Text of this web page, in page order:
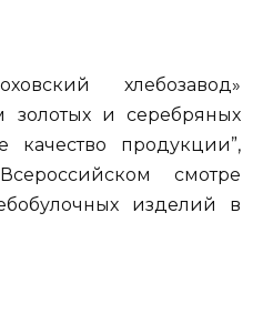
хлебозавод»
золотых и серебряных
качество продукции”,
смотре
изделий в